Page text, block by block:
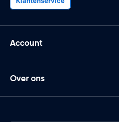
Account
Over ons